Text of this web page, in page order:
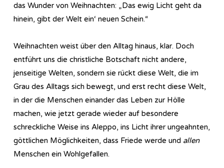
das Wunder von Weihnachten: „Das ewig Licht geht da
hinein, gibt der Welt ein‘ neuen Schein.“
Weihnachten weist über den Alltag hinaus, klar. Doch
entführt uns die christliche Botschaft nicht andere,
jenseitige Welten, sondern sie rückt diese Welt, die im
Grau des Alltags sich bewegt, und erst recht diese Welt,
in der die Menschen einander das Leben zur Hölle
machen, wie jetzt gerade wieder auf besondere
schreckliche Weise ins Aleppo, ins Licht ihrer ungeahnten,
göttlichen Möglichkeiten, dass Friede werde und allen
Menschen ein Wohlgefallen.